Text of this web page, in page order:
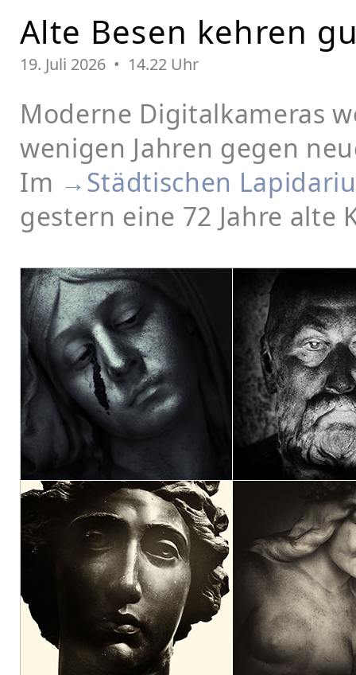
Alte Besen kehren
19. Juli 2026 • 14.22 Uhr
Moderne Digitalkameras
wenigen Jahren gegen
Im →Städtischen
gestern eine 72 Jahre alte